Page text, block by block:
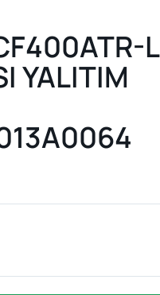
L
YALITIM